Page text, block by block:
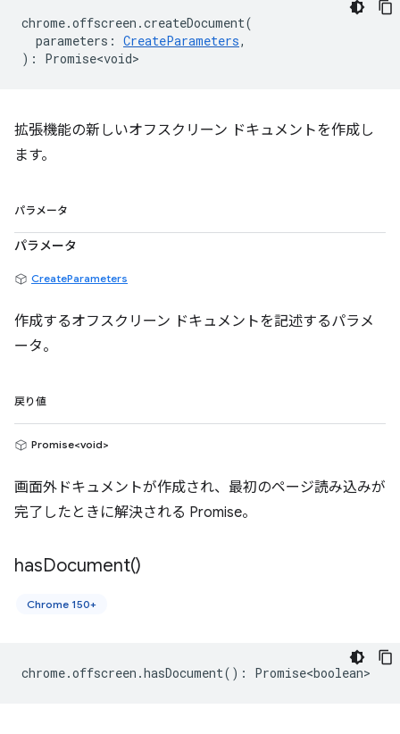
chrome.offscreen .createDocument(
parameters : CreateParameters,
) : Promise<void>
拡張機能の新しいオフスクリーン ドキュメントを作成し
ます。
パラメータ
パラメータ
CreateParameters
作成するオフスクリーン ドキュメントを記述するパラメ
ータ。
戻り値
Promise<void>
画面外ドキュメントが作成され、最初のページ読み込みが
完了したときに解決される Promise。
hasDocument()
Chrome 150+
chrome.offscreen .hasDocument() : Promise<boolean>